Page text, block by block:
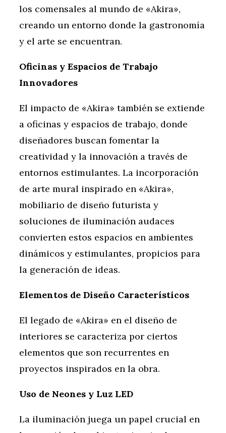
los comensales al mundo de «Akira»,
creando un entorno donde la gastronomía
y el arte se encuentran.
Oficinas y Espacios de Trabajo
Innovadores
El impacto de «Akira» también se extiende
a oficinas y espacios de trabajo, donde
diseñadores buscan fomentar la
creatividad y la innovación a través de
entornos estimulantes. La incorporación
de arte mural inspirado en «Akira»,
mobiliario de diseño futurista y
soluciones de iluminación audaces
convierten estos espacios en ambientes
dinámicos y estimulantes, propicios para
la generación de ideas.
Elementos de Diseño Característicos
El legado de «Akira» en el diseño de
interiores se caracteriza por ciertos
elementos que son recurrentes en
proyectos inspirados en la obra.
Uso de Neones y Luz LED
La iluminación juega un papel crucial en